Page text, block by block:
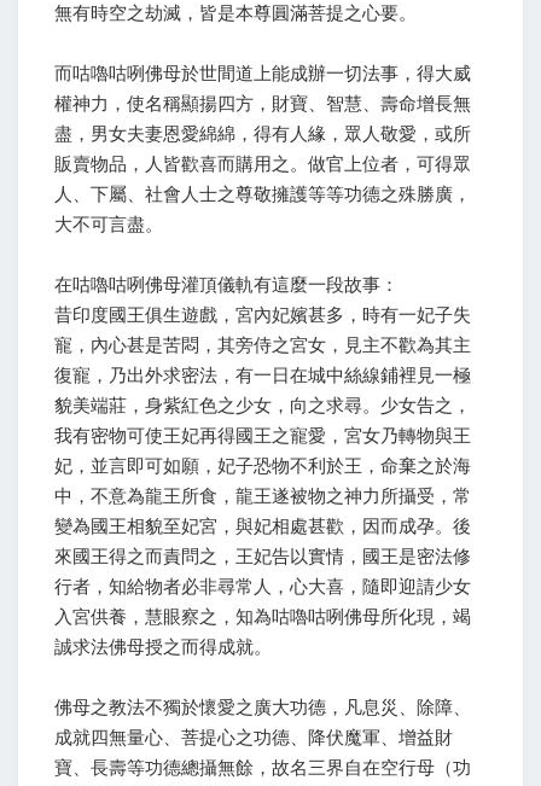
無有時空之劫滅，皆是本尊圓滿菩提之心要。
而咕嚕咕咧佛母於世間道上能成辦一切法事，得大威
權神力，使名稱顯揚四方，財寶、智慧、壽命增長無
盡，男女夫妻恩愛綿綿，得有人緣，眾人敬愛，或所
販賣物品，人皆歡喜而購用之。做官上位者，可得眾
人、下屬、社會人士之尊敬擁護等等功德之殊勝廣，
大不可言盡。
在咕嚕咕咧佛母灌頂儀軌有這麼一段故事：
昔印度國王俱生遊戲，宮內妃嬪甚多，時有一妃子失
寵，內心甚是苦悶，其旁侍之宮女，見主不歡為其主
復寵，乃出外求密法，有一日在城中絲線鋪裡見一極
貌美端莊，身紫紅色之少女，向之求尋。少女告之，
我有密物可使王妃再得國王之寵愛，宮女乃轉物與王
妃，並言即可如願，妃子恐物不利於王，命棄之於海
中，不意為龍王所食，龍王遂被物之神力所攝受，常
變為國王相貌至妃宮，與妃相處甚歡，因而成孕。後
來國王得之而責問之，王妃告以實情，國王是密法修
行者，知給物者必非尋常人，心大喜，隨即迎請少女
入宮供養，慧眼察之，知為咕嚕咕咧佛母所化現，竭
誠求法佛母授之而得成就。
佛母之教法不獨於懷愛之廣大功德，凡息災、除障、
成就四無量心、菩提心之功德、降伏魔軍、增益財
寶、長壽等功德總攝無餘，故名三界自在空行母（功